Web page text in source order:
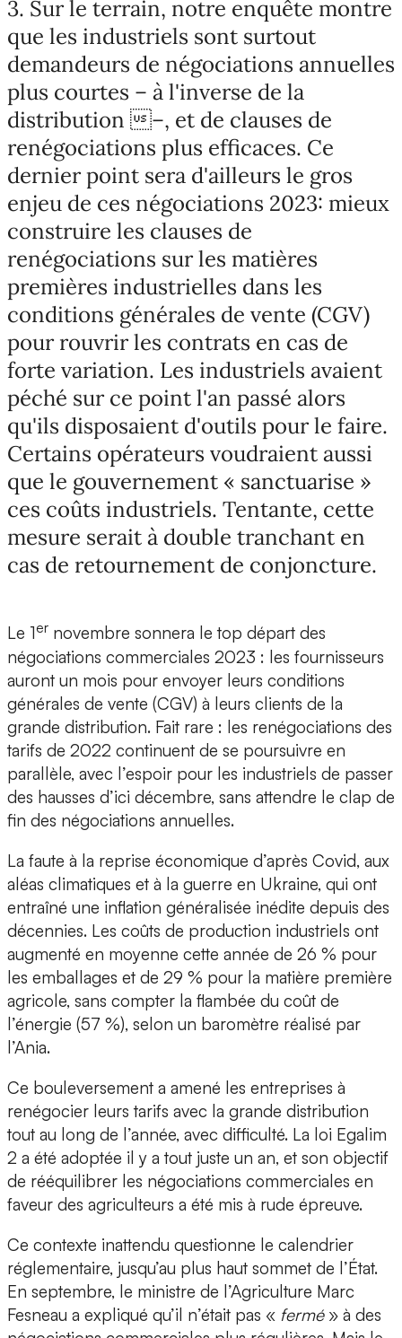
3. Sur le terrain, notre enquête montre
que les industriels sont surtout
demandeurs de négociations annuelles
plus courtes – à l'inverse de la
distribution –, et de clauses de
renégociations plus efficaces. Ce
dernier point sera d'ailleurs le gros
enjeu de ces négociations 2023: mieux
construire les clauses de
renégociations sur les matières
premières industrielles dans les
conditions générales de vente (CGV)
pour rouvrir les contrats en cas de
forte variation. Les industriels avaient
péché sur ce point l'an passé alors
qu'ils disposaient d'outils pour le faire.
Certains opérateurs voudraient aussi
que le gouvernement « sanctuarise »
ces coûts industriels. Tentante, cette
mesure serait à double tranchant en
cas de retournement de conjoncture.
Le 1er novembre sonnera le top départ des
négociations commerciales 2023 : les fournisseurs
auront un mois pour envoyer leurs conditions
générales de vente (CGV) à leurs clients de la
grande distribution. Fait rare : les renégociations des
tarifs de 2022 continuent de se poursuivre en
parallèle, avec l’espoir pour les industriels de passer
des hausses d’ici décembre, sans attendre le clap de
fin des négociations annuelles.
La faute à la reprise économique d’après Covid, aux
aléas climatiques et à la guerre en Ukraine, qui ont
entraîné une inflation généralisée inédite depuis des
décennies. Les coûts de production industriels ont
augmenté en moyenne cette année de 26 % pour
les emballages et de 29 % pour la matière première
agricole, sans compter la flambée du coût de
l’énergie (57 %), selon un baromètre réalisé par
l’Ania.
Ce bouleversement a amené les entreprises à
renégocier leurs tarifs avec la grande distribution
tout au long de l’année, avec difficulté. La loi Egalim
2 a été adoptée il y a tout juste un an, et son objectif
de rééquilibrer les négociations commerciales en
faveur des agriculteurs a été mis à rude épreuve.
Ce contexte inattendu questionne le calendrier
réglementaire, jusqu’au plus haut sommet de l’État.
En septembre, le ministre de l’Agriculture Marc
Fesneau a expliqué qu’il n’était pas « fermé » à des